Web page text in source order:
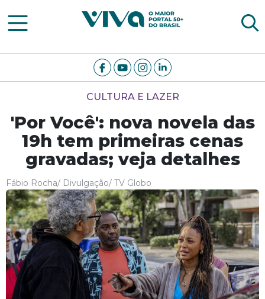
Viva Notícias
CULTURA E LAZER
'Por Você': nova novela das
19h tem primeiras cenas
gravadas; veja detalhes
Fábio Rocha/ Divulgação/ TV Globo